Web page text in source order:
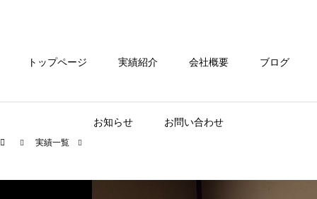
トップページ 実績紹介 会社概要 ブログ
お知らせ お問い合わせ
実績一覧